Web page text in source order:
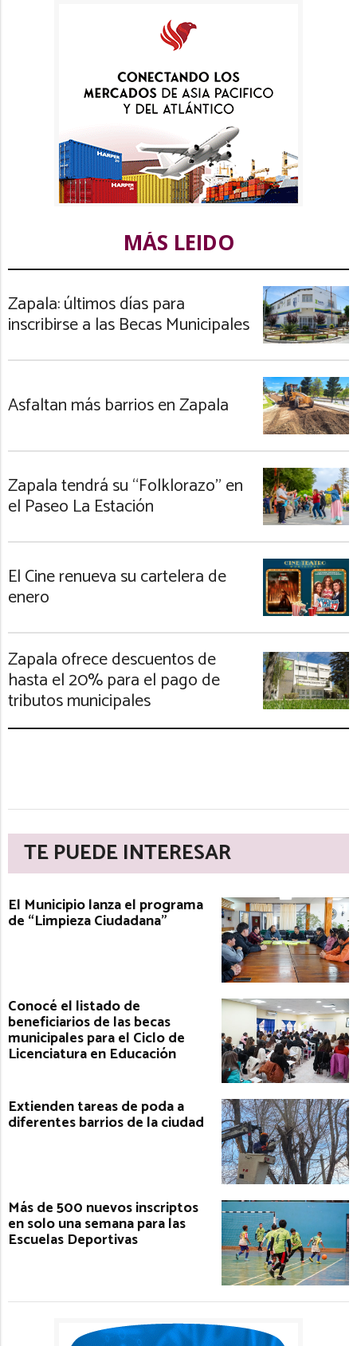
MÁS LEIDO
Zapala: últimos días para
inscribirse a las Becas Municipales
Asfaltan más barrios en Zapala
Zapala tendrá su “Folklorazo” en
el Paseo La Estación
El Cine renueva su cartelera de
enero
Zapala ofrece descuentos de
hasta el 20% para el pago de
tributos municipales
TE PUEDE INTERESAR
El Municipio lanza el programa
de “Limpieza Ciudadana”
Conocé el listado de
beneficiarios de las becas
municipales para el Ciclo de
Licenciatura en Educación
Extienden tareas de poda a
diferentes barrios de la ciudad
Más de 500 nuevos inscriptos
en solo una semana para las
Escuelas Deportivas